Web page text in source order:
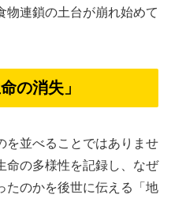
物連鎖の土台が崩れ始めて
の消失」
を並べることではありませ
命の多様性を記録し、なぜ
たのかを後世に伝える「地